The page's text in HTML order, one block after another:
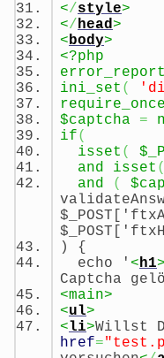
</style>
</head>
<body>
<?php
ini_set (
$captcha =
if(
isset (
and isset (
and
(
) {
echo ' <h1>
Captcha
<main>
<ul>
<li>Willst
href=